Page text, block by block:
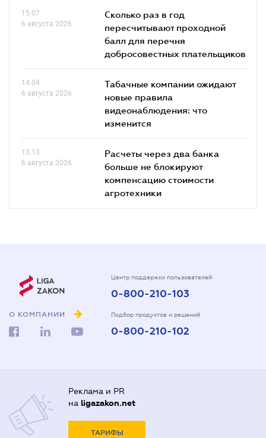
15.07
6 августа 2026
Сколько раз в год
пересчитывают проходной
балл для перечня
добросовестных плательщиков
14.04
6 августа 2026
Табачные компании ожидают
новые правила
видеонаблюдения: что
изменится
13.13
6 августа 2026
Расчеты через два банка
больше не блокируют
компенсацию стоимости
агротехники
О КОМПАНИИ
Центр поддержки пользователей
0-800-210-103
Подбор продуктов и решений
0-800-210-102
Реклама и PR
на ligazakon.net
ТАРИФЫ